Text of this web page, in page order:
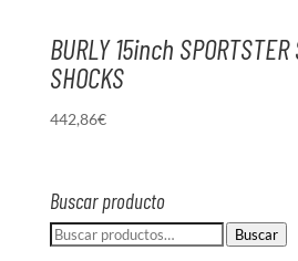
BURLY 15inch SPORTSTER
SHOCKS
442,86€
Buscar producto
Buscar
Buscar